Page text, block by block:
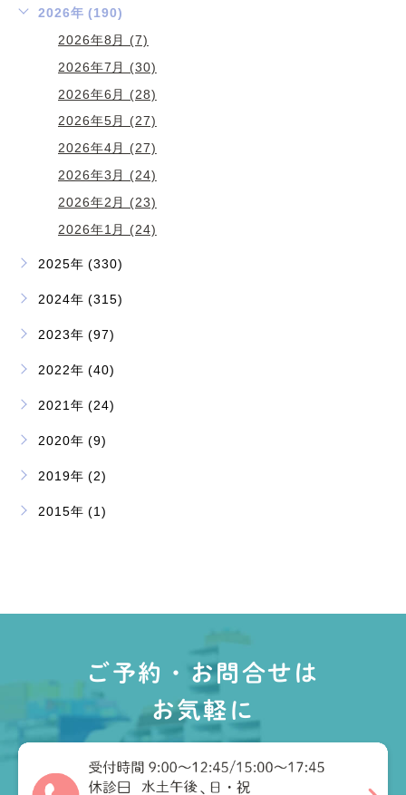
2026年 (190)
2026年8月 (7)
2026年7月 (30)
2026年6月 (28)
2026年5月 (27)
2026年4月 (27)
2026年3月 (24)
2026年2月 (23)
2026年1月 (24)
2025年 (330)
2024年 (315)
2023年 (97)
2022年 (40)
2021年 (24)
2020年 (9)
2019年 (2)
2015年 (1)
ご予約・お問合せは
お気軽に